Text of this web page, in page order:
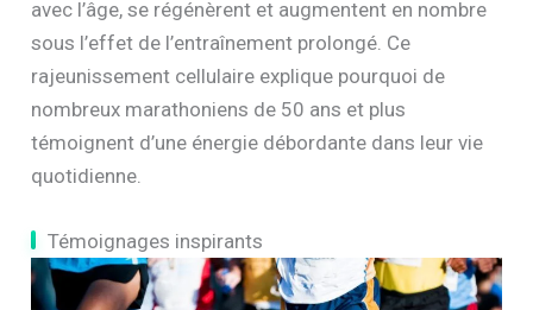
avec l’âge, se régénèrent et augmentent en nombre
sous l’effet de l’entraînement prolongé. Ce
rajeunissement cellulaire explique pourquoi de
nombreux marathoniens de 50 ans et plus
témoignent d’une énergie débordante dans leur vie
quotidienne.
Témoignages inspirants